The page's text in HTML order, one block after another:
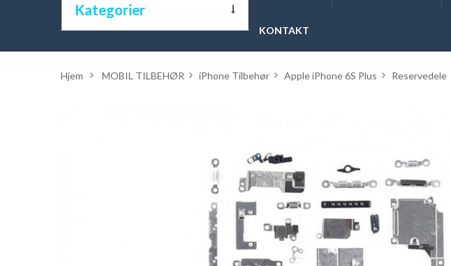
Kategorier
MOBIL TILBEHØR
KONTAKT
Hjem > MOBIL TILBEHØR > iPhone Tilbehør > Apple iPhone 6S Plus > Reservedele